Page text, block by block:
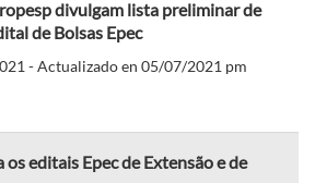
divulgam lista preliminar de
de Bolsas Epec
- Actualizado en 05/07/2021 pm
editais Epec de Extensão e de